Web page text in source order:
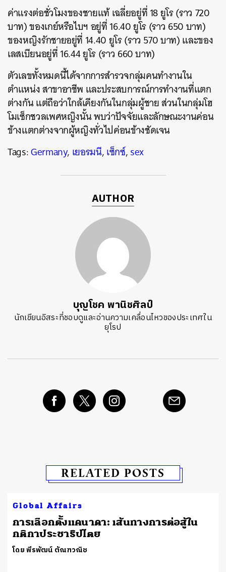
ค่าแรงต่อชั่วโมงของชายแท้ เฉลี่ยอยู่ที่ 18 ยูโร (ราว 720
บาท) ของเกย์หรือไบฯ อยู่ที่ 16.40 ยูโร (ราว 650 บาท)
ของหญิงรักชายอยู่ที่ 14.40 ยูโร (ราว 570 บาท) และของ
เลสเบียนอยู่ที่ 16.44 ยูโร (ราว 660 บาท)
ตัวเลขทั้งหมดนี้ได้จากการสำรวจกลุ่มคนทำงานใน
ตำแหน่ง สาขาอาชีพ และประสบการณ์การทำงานที่แตก
ต่างกัน แต่ถือว่าใกล้เคียงกันในกลุ่มผู้ชาย ส่วนในกลุ่มโฮ
โมเซ็กชวลเพศหญิงนั้น พบว่าปัจจัยและลักษณะงานค่อน
ข้างแตกต่างจากผู้หญิงทั่วไปค่อนข้างชัดเจน
Tags:Germany, เยอรมนี,เซ็กซ์,sex
AUTHOR
บุญโชค พานิชศิลป์
นักเขียนอิสระที่ชอบดูและอ่านความเคลื่อนไหวของประเทศใน
ยุโรป
RELATED POSTS
Global Affairs
​การเลือกตั้งแคนาดา: เส้นทางการต่อสู้ใน
กติกาประชาธิปไตย
โดย พีรพัฒน์ ตัณฑวณิช